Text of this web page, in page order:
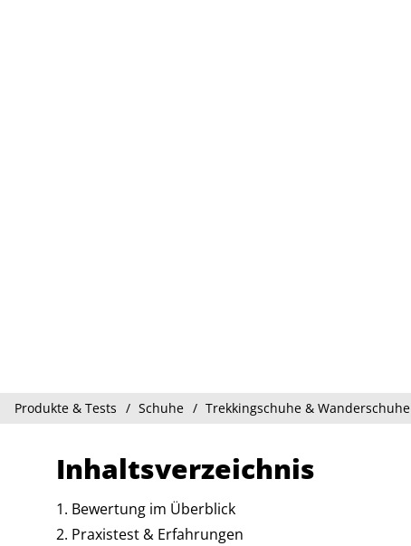
Produkte & Tests Schuhe Trekkingschuhe & Wanderschuhe
Inhaltsverzeichnis
Bewertung im Überblick
Praxistest & Erfahrungen